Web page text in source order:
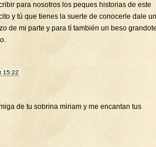
para nosotros los peques historias de este
y tú que tienes la suerte de conocerle dale un
de mi parte y para tí también un beso
15:22
de tu sobrina miriam y me encantan tus